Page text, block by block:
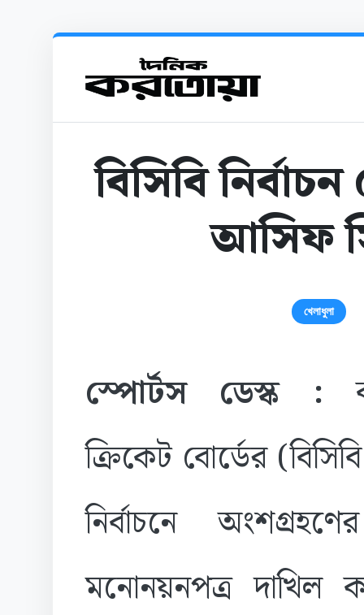
বিসিবি
আসিফ
খেলাধুলা
স্পোর্টস ডেস্ক :
ক্রিকেট বোর্ডের
নির্বাচনে
মনোনয়নপত্র দাখিল